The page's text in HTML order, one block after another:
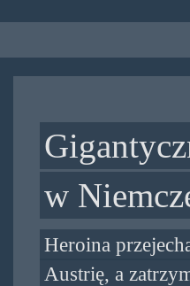
treści
w
Heroina
Austrię, a